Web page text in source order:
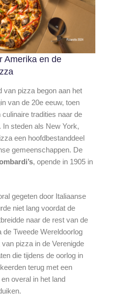
Amerika en de
van pizza begon aan het
van de 20e eeuw, toen
tradities naar de
In steden als New York,
een hoofdbestanddeel
gemeenschappen. De
, opende in 1905 in
gegeten door Italiaanse
niet lang voordat de
naar de rest van de
de Tweede Wereldoorlog
pizza in de Verenigde
die tijdens de oorlog in
terug met een
overal in het land